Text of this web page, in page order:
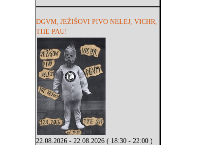
DGVM, JEŽIŠOVI PIVO NELEJ, VICHR,
THE PAU!
22.08.2026 - 22.08.2026 ( 18:30 - 22:00 )